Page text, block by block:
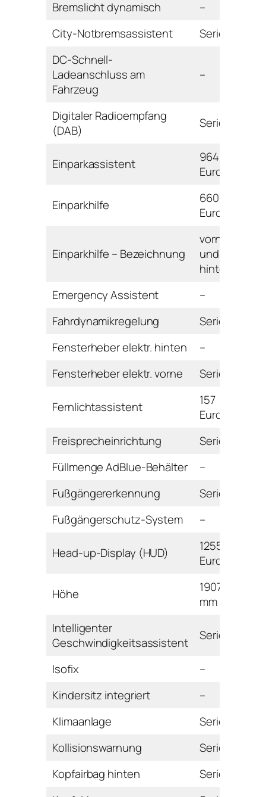
Bremslicht dynamisch
–
City-Notbremsassistent
Serie
DC-Schnell-
Ladeanschluss am
Fahrzeug
–
Digitaler Radioempfang
(DAB)
Serie
Einparkassistent
964
Euro
Einparkhilfe
660
Euro
Einparkhilfe – Bezeichnung
vorne
und
hinten
Emergency Assistent
–
Fahrdynamikregelung
Serie
Fensterheber elektr. hinten
–
Fensterheber elektr. vorne
Serie
Fernlichtassistent
157
Euro
Freisprecheinrichtung
Serie
Füllmenge AdBlue-Behälter
–
Fußgängererkennung
Serie
Fußgängerschutz-System
–
Head-up-Display (HUD)
1255
Euro
Höhe
1907
mm
Intelligenter
Geschwindigkeitsassistent
Serie
Isofix
–
Kindersitz integriert
–
Klimaanlage
Serie
Kollisionswarnung
Serie
Kopfairbag hinten
Serie